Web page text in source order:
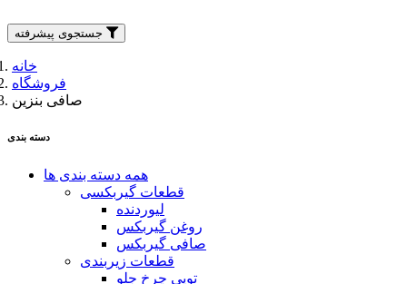
خانه
فروشگاه
صافی بنزین
دسته بندی
همه دسته بندی ها
قطعات گیربکسی
لیوردنده
روغن گیربکس
صافی گیربکس
قطعات زیربندی
توپی چرخ جلو